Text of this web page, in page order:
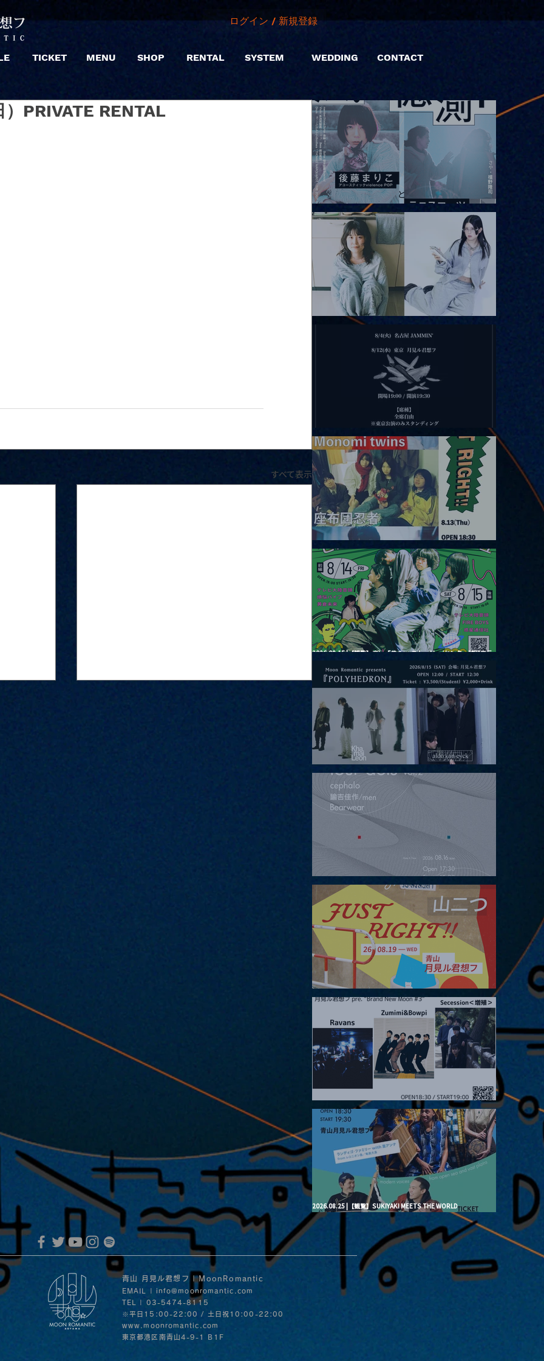
TICKET MENU SHOP
ログイン / 新規登録
RENTAL SYSTEM WEDDING CONTACT
PRIVATE RENTAL
すべて表示
2026.08.10 |【観覧】「巷のmyストーリー/風の憶測1～後藤まりこ
アコースティックviolence POPとテニスコーツ」
2026.08.12 |【観覧】田澤孝介 ソロワンマン 「Ballad Box 2026」
2026.08.13 |【観覧】JUST RIGHT!! vol.26
2026.08.15 |【観覧】夜）『巷のmyストーリー/センター"訳"フラ
2026.08.15 |【観覧】昼）月見ルpre.『POLYHEDRON』
2026.08.16 |【観覧】夜）four dots vol.2
2026.08.19 |【観覧】JUST RIGHT!! vol.27
2026.08.20 |【観覧】月見ル君想フpre. “Brand New Moon #3”
2026.08.25 |【観覧】SUKIYAKI MEETS THE WORLD
presentsLINDIGO FAMILY with ANNA SATO, ODUCHU modern
voices from open sea and vast plains
青山 月見ル君想フ | MoonRomantic
EMAIL |
info@moonromantic.com
TEL | 03-5474-8115
※平日15:00-22:00 / 土日祝10:00-22:00
www.moonromantic.com
​東京都港区南青山4-9-1 B1F